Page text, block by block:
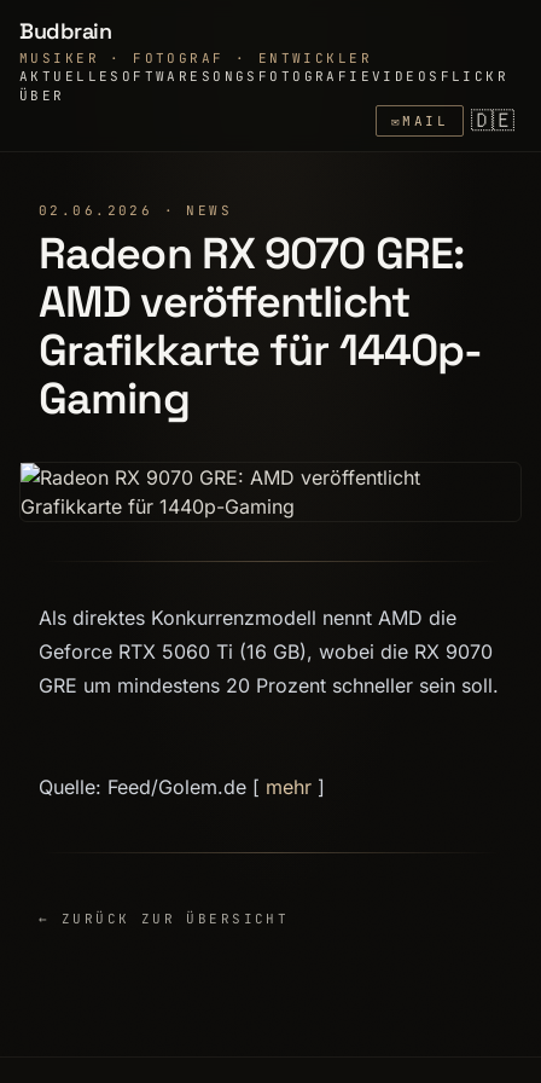
Budbrain
MUSIKER · FOTOGRAF · ENTWICKLER
AKTUELLE SOFTWARE SONGS FOTOGRAFIEVIDEOS FLICKR
ÜBER
✉MAIL 🇩🇪
02.06.2026 · NEWS
Radeon RX 9070 GRE:
AMD veröffentlicht
Grafikkarte für 1440p-
Gaming
Als direktes Konkurrenzmodell nennt AMD die
Geforce RTX 5060 Ti (16 GB), wobei die RX 9070
GRE um mindestens 20 Prozent schneller sein soll.
Quelle: Feed/Golem.de [ mehr ]
← ZURÜCK ZUR ÜBERSICHT